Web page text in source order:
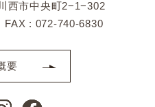
西市中央町2−1−302
: 072-740-6830
要